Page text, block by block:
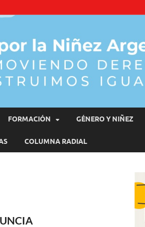
Igualdad
FORMACIÓN GÉNERO Y NIÑEZ
COLUMNA RADIAL